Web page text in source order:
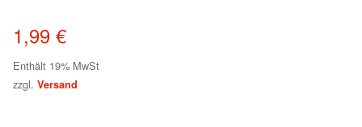
1,99 €
Enthält 19% MwSt
zzgl. Versand